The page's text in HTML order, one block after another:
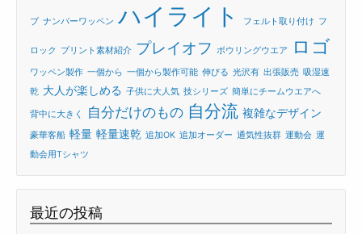
ブ ナンバーワッペン ハイライト フェルト取り付け フ
ロック プリント素材紹介 プレイオフ ボウリングウエア ロゴ
ワッペン製作 一個から 一個から製作可能 伸びる 光沢有 出張販売 吸湿速
乾 大人が楽しめる 子供に大人気 技シリーズ 簡単にチームウエアへ
背中に大きく 自分だけのもの 自分流 複雑なデザイン
豪華客船 軽量 軽量速乾 追加OK 追加オーダー 通気性抜群 運動会 運
動会用Tシャツ
最近の投稿